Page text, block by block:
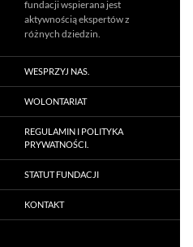
fundacji wspierana jest
aktywnością ekspertów z
różnych dziedzin.
WESPRZYJ NAS.
WOLONTARIAT
REGULAMIN I POLITYKA
PRYWATNOŚCI.
STATUT FUNDACJI
KONTAKT